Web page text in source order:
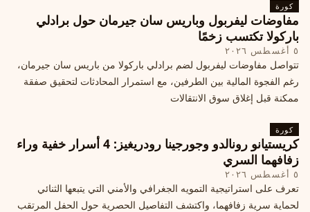
كورة
مفاوضات ليفربول وباريس سان جيرمان حول برادلي
باركولا تكتسب زخمًا
٥ أغسطس ٢٠٢٦
تتواصل مفاوضات ليفربول لضم برادلي باركولا من باريس سان جيرمان،
رغم الفجوة المالية بين الطرفين، مع استمرار المحادثات لتحقيق صفقة
ممكنة قبل إغلاق سوق الانتقالات
كورة
كريستيانو رونالدو وجورجينا رودريغيز: 4 أسرار خفية وراء
زفافهما السري
٥ أغسطس ٢٠٢٦
تعرف على استراتيجية التمويه الجغرافي والأمني التي يتبعها الثنائي
لحماية سرية زفافهما، واكتشف التفاصيل الحصرية حول الحفل المرتقب